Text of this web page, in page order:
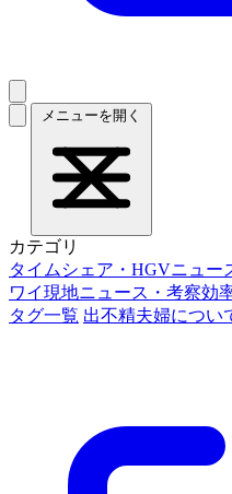
メニューを開く
カテゴリ
タイムシェア・HGVニュー
ワイ現地ニュース・考察効
タグ一覧 出不精夫婦につい